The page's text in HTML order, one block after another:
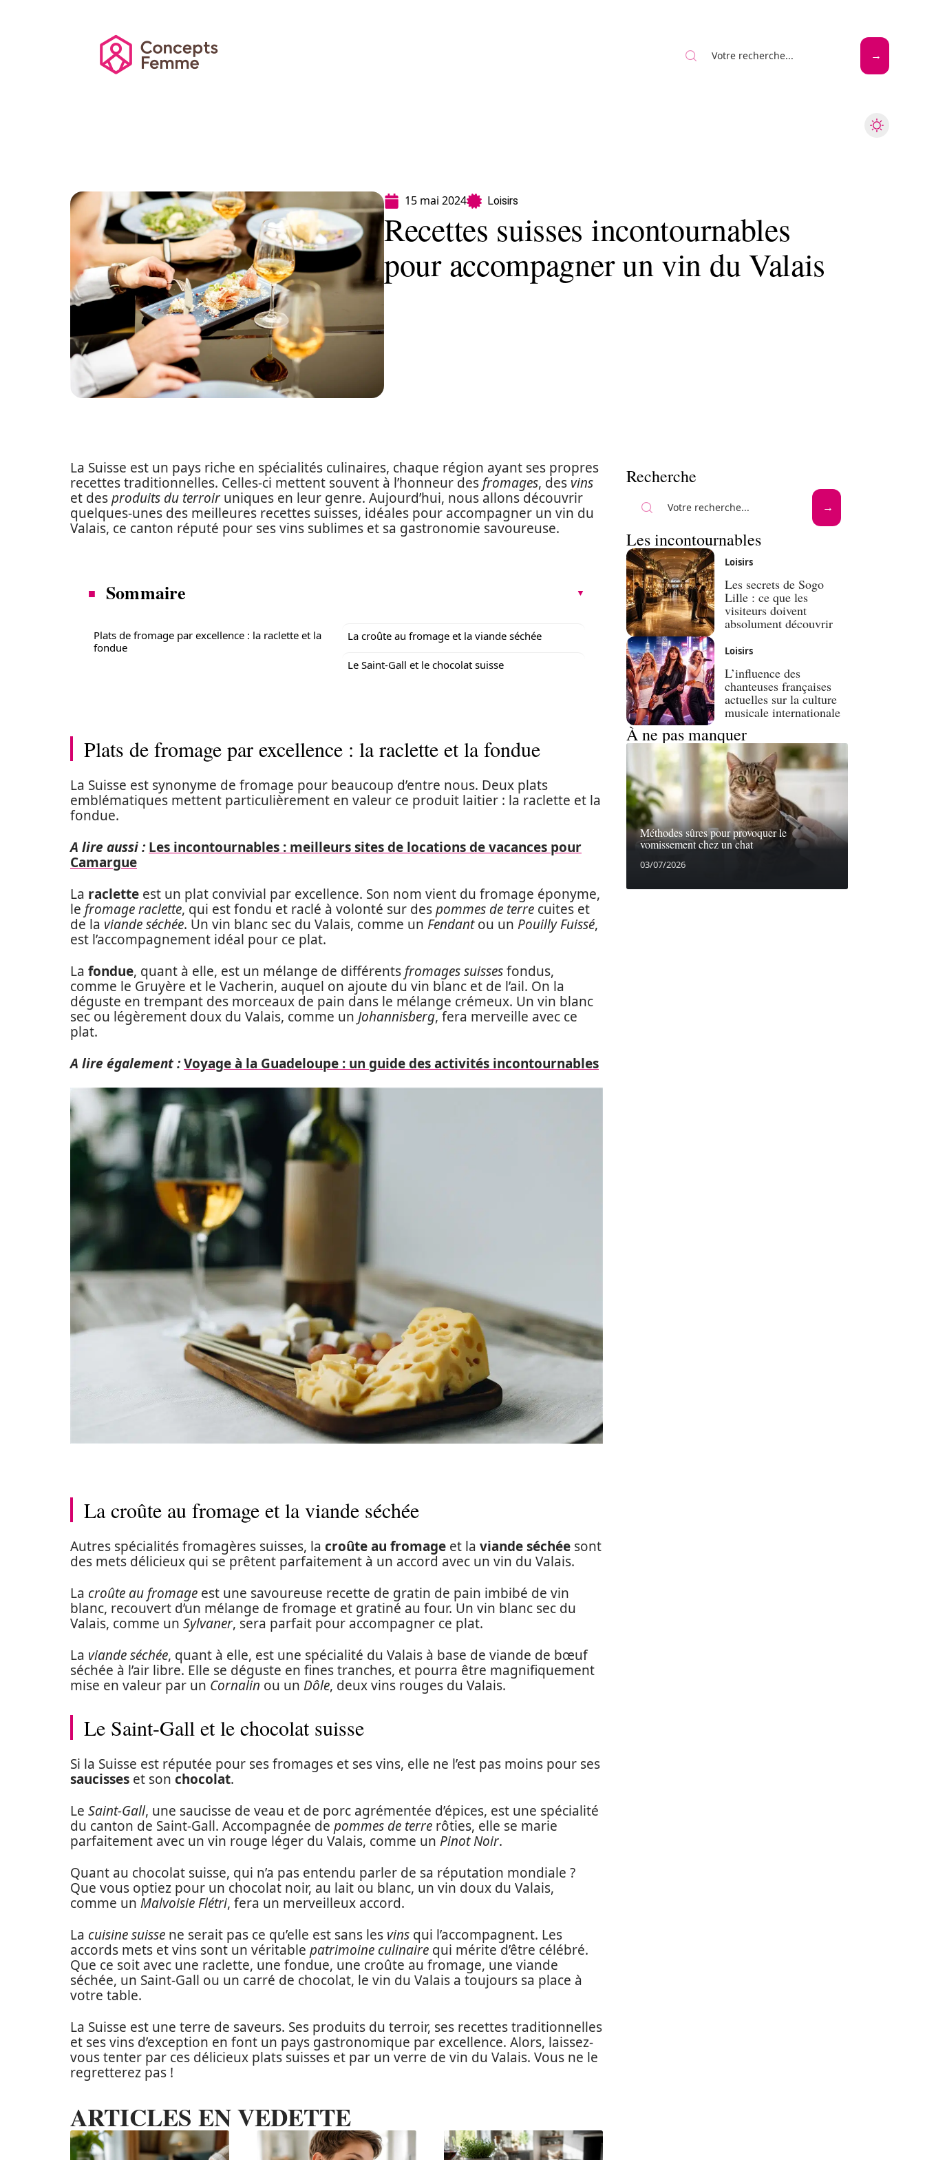
15 mai 2024 Loisirs
Recettes suisses incontournables
pour accompagner un vin du Valais
La Suisse est un pays riche en spécialités culinaires, chaque région ayant ses propres
recettes traditionnelles. Celles-ci mettent souvent à l’honneur des fromages, des vins
et desproduits du terroir uniques en leur genre. Aujourd’hui, nous allons découvrir
quelques-unes des meilleures recettes suisses, idéales pour accompagner un vin du
Valais, ce canton réputé pour ses vins sublimes et sa gastronomie savoureuse.
Sommaire
Plats de fromage par excellence : la raclette et la
fondue
La croûte au fromage et la viande séchée
Le Saint-Gall et le chocolat suisse
Plats de fromage par excellence : la raclette et la fondue
La Suisse est synonyme de fromage pour beaucoup d’entre nous. Deux plats
emblématiques mettent particulièrement en valeur ce produit laitier : la raclette et la
fondue.
A lire aussi : Les incontournables : meilleurs sites de locations de vacances pour
Camargue
La raclette est un plat convivial par excellence. Son nom vient du fromage éponyme,
le fromage raclette, qui est fondu et raclé à volonté sur despommes de terre cuites et
de la viande séchée. Un vin blanc sec du Valais, comme un Fendantou un Pouilly Fuissé,
est l’accompagnement idéal pour ce plat.
La fondue, quant à elle, est un mélange de différents fromages suissesfondus,
comme le Gruyère et le Vacherin, auquel on ajoute du vin blanc et de l’ail. On la
déguste en trempant des morceaux de pain dans le mélange crémeux. Un vin blanc
sec ou légèrement doux du Valais, comme un Johannisberg, fera merveille avec ce
plat.
A lire également :Voyage à la Guadeloupe : un guide des activités incontournables
La croûte au fromage et la viande séchée
Autres spécialités fromagères suisses, la croûte au fromage et la viande séchée sont
des mets délicieux qui se prêtent parfaitement à un accord avec un vin du Valais.
La croûte au fromage est une savoureuse recette de gratin de pain imbibé de vin
blanc, recouvert d’un mélange de fromage et gratiné au four. Un vin blanc sec du
Valais, comme un Sylvaner, sera parfait pour accompagner ce plat.
La viande séchée, quant à elle, est une spécialité du Valais à base de viande de bœuf
séchée à l’air libre. Elle se déguste en fines tranches, et pourra être magnifiquement
mise en valeur par un Cornalin ou un Dôle, deux vins rouges du Valais.
Le Saint-Gall et le chocolat suisse
Si la Suisse est réputée pour ses fromages et ses vins, elle ne l’est pas moins pour ses
saucisses et son chocolat.
Le Saint-Gall, une saucisse de veau et de porc agrémentée d’épices, est une spécialité
du canton de Saint-Gall. Accompagnée de pommes de terre rôties, elle se marie
parfaitement avec un vin rouge léger du Valais, comme un Pinot Noir.
Quant au chocolat suisse, qui n’a pas entendu parler de sa réputation mondiale ?
Que vous optiez pour un chocolat noir, au lait ou blanc, un vin doux du Valais,
comme un Malvoisie Flétri, fera un merveilleux accord.
La cuisine suisse ne serait pas ce qu’elle est sans les vins qui l’accompagnent. Les
accords mets et vins sont un véritable patrimoine culinaire qui mérite d’être célébré.
Que ce soit avec une raclette, une fondue, une croûte au fromage, une viande
séchée, un Saint-Gall ou un carré de chocolat, le vin du Valais a toujours sa place à
votre table.
La Suisse est une terre de saveurs. Ses produits du terroir, ses recettes traditionnelles
et ses vins d’exception en font un pays gastronomique par excellence. Alors, laissez-
vous tenter par ces délicieux plats suisses et par un verre de vin du Valais. Vous ne le
regretterez pas !
ARTICLES EN VEDETTE
Recherche
Les incontournables
Loisirs
Les secrets de Sogo
Lille : ce que les
visiteurs doivent
absolument découvrir
Loisirs
L’influence des
chanteuses françaises
actuelles sur la culture
musicale internationale
À ne pas manquer
Méthodes sûres pour provoquer le
vomissement chez un chat
03/07/2026